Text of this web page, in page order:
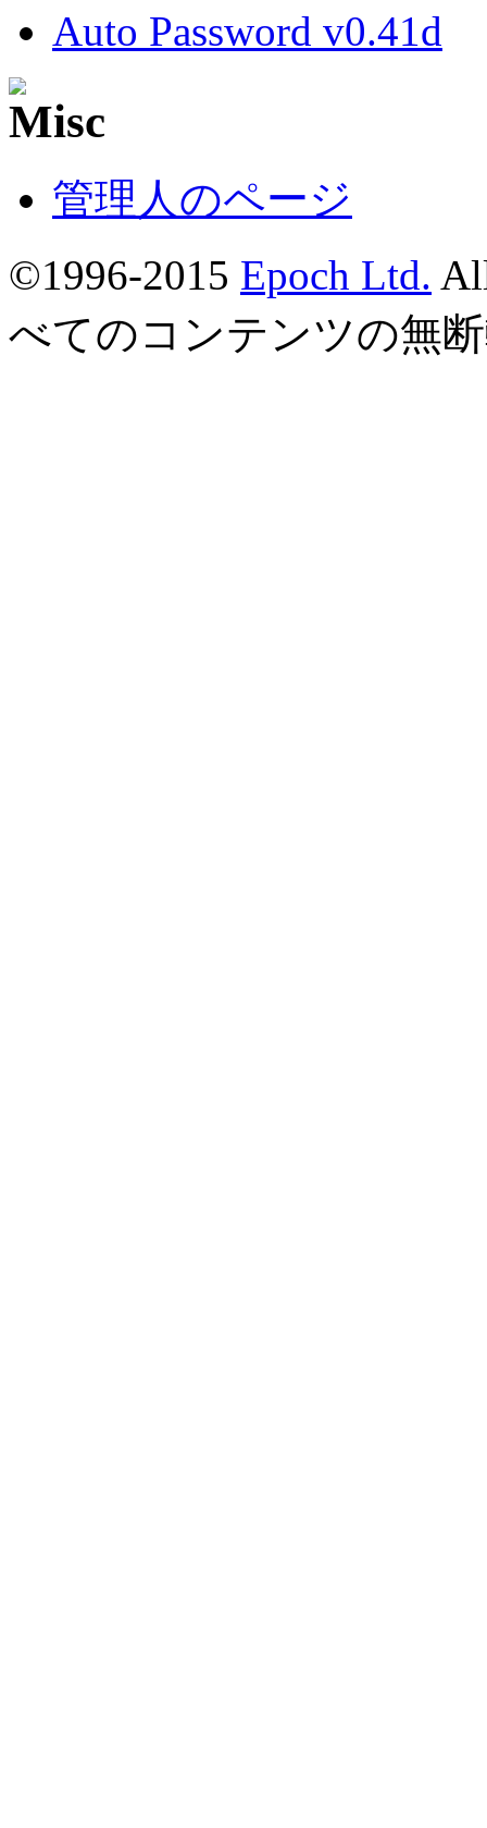
Auto Password v0.41d
管理人のページ
©1996-2015 Epoch Ltd.
べてのコンテンツの無